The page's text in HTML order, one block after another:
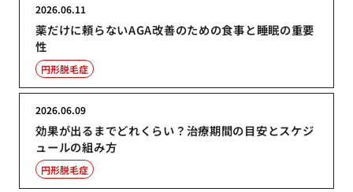
薬だけに頼らないAGA改善のための食事と睡眠の重要
性
2026.06.11
円形脱毛症
効果が出るまでどれくらい？治療期間の目安とスケジ
ュールの組み方
2026.06.09
円形脱毛症